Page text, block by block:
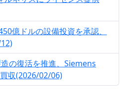
億ドルの設備投資を承認、
の復活を推進、Siemens
収(2026/02/06)